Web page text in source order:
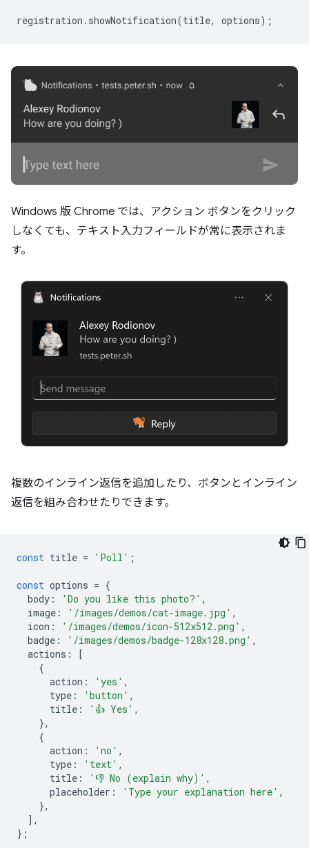
registration . showNotification(title, options);
Windows 版 Chrome では、アクション ボタンをクリック
しなくても、テキスト入力フィールドが常に表示されま
す。
複数のインライン返信を追加したり、ボタンとインライン
返信を組み合わせたりできます。
const title = 'Poll' ;
const options = {
body : 'Do you like this photo?' ,
image : '/images/demos/cat-image.jpg' ,
icon : '/images/demos/icon-512x512.png' ,
badge : '/images/demos/badge-128x128.png' ,
actions :
[
{
action : 'yes' ,
type : 'button' ,
title : '👍 Yes' ,
},
{
action : 'no' ,
type : 'text' ,
title : '👎 No (explain why)' ,
placeholder : 'Type your explanation here' ,
},
],
};